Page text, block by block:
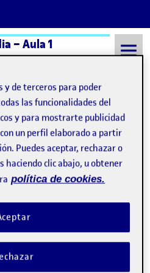
– Aula 1
Sirgo Blanco
2025 2:14 pm
Sirgo y aquí tenéis la grabación
mostrar mi aplicación video DJ
de Proyecto 2.Media. Es una
mostrar tanto audio como video y
y de terceros para poder
las funcionalidades del
y para mostrarte publicidad
un perfil elaborado a partir
Puedes aceptar, rechazar o
haciendo clic abajo, u obtener
política de cookies.